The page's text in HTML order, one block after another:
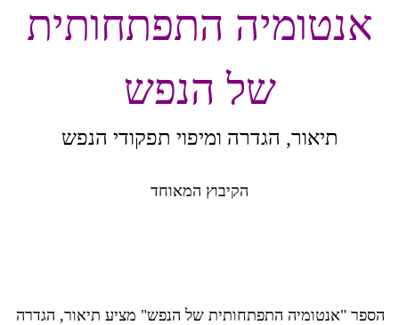
אנטומיה התפתחותית
של הנפש
תיאור, הגדרה ומיפוי תפקודי הנפש
הקיבוץ המאוחד
הספר "אנטומיה התפתחותית של הנפש" מציע תיאור, הגדרה